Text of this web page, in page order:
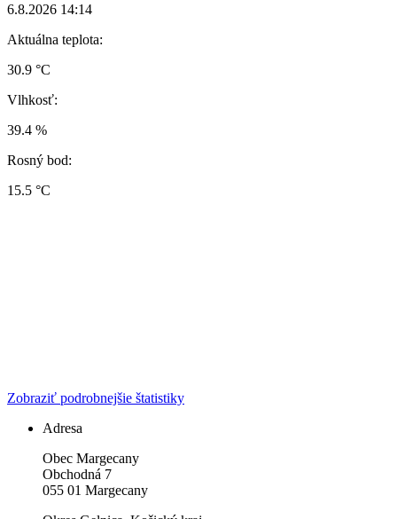
6.8.2026 14:14
Aktuálna teplota:
30.9 °C
Vlhkosť:
39.4 %
Rosný bod:
15.5 °C
Zobraziť podrobnejšie štatistiky
Adresa
Obec Margecany
Obchodná 7
055 01 Margecany